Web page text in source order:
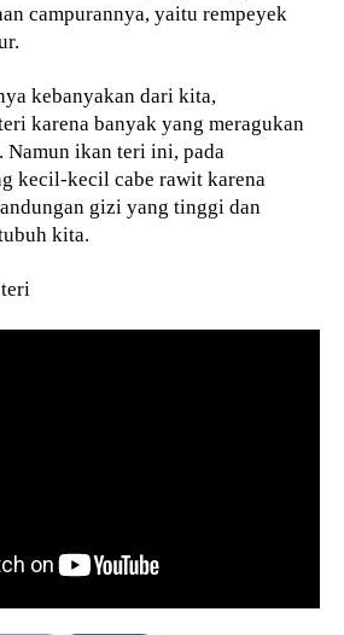
campurannya, yaitu rempeyek
kebanyakan dari kita,
karena banyak yang meragukan
ikan teri ini, pada
kecil-kecil cabe rawit karena
gizi yang tinggi dan
kita.